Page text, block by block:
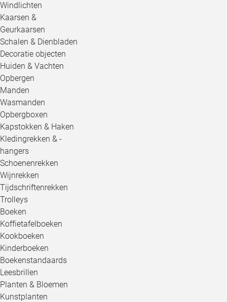
Windlichten
Kaarsen &
Geurkaarsen
Schalen & Dienbladen
Decoratie objecten
Huiden & Vachten
Opbergen
Manden
Wasmanden
Opbergboxen
Kapstokken & Haken
Kledingrekken & -
hangers
Schoenenrekken
Wijnrekken
Tijdschriftenrekken
Trolleys
Boeken
Koffietafelboeken
Kookboeken
Kinderboeken
Boekenstandaards
Leesbrillen
Planten & Bloemen
Kunstplanten